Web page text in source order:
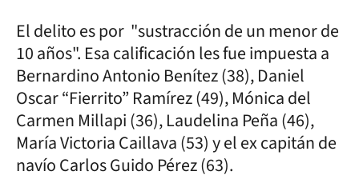
El delito es por "sustracción de un menor de
10 años". Esa calificación les fue impuesta a
Bernardino Antonio Benítez (38), Daniel
Oscar “Fierrito” Ramírez (49), Mónica del
Carmen Millapi (36), Laudelina Peña (46),
María Victoria Caillava (53) y el ex capitán de
navío Carlos Guido Pérez (63).